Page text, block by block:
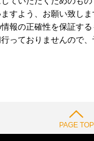
すよう、お願い致し
報の正確性を保証する
っておりませんので、
PAGE TOP